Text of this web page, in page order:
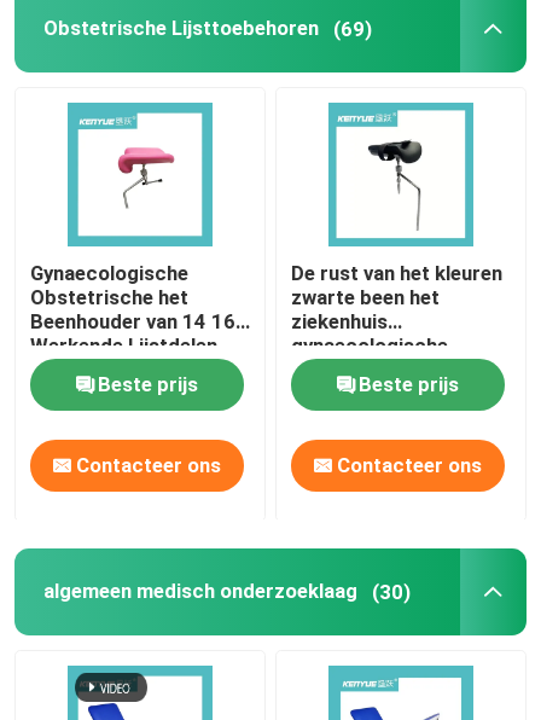
Obstetrische Lijsttoebehoren (69)
Gynaecologische
Obstetrische het
Beenhouder van 14 16
Werkende Lijstdelen
Beste prijs
Contacteer ons
De rust van het kleuren
zwarte been het
ziekenhuis
gynaecologische
speciale geschikt voor
zwangere vrouwen
Beste prijs
Contacteer ons
algemeen medisch onderzoeklaag (30)